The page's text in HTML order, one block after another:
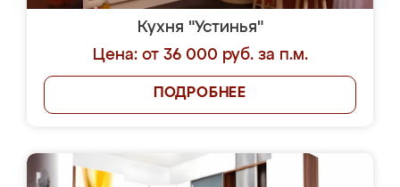
Кухня "Устинья"
Цена: от 36 000 руб. за п.м.
ПОДРОБНЕЕ